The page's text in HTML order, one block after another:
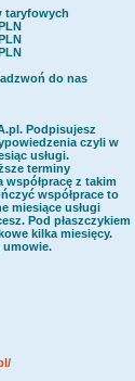
taryfowych
do nas
Podpisujesz
czyli w
usługi.
terminy
z takim
współprace to
miesiące usługi
Pod płaszczykiem
kilka miesięcy.
umowie.